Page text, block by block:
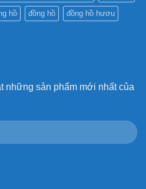
hồ đồng hồ đồng hồ hươu
những sản phẩm mới nhất của